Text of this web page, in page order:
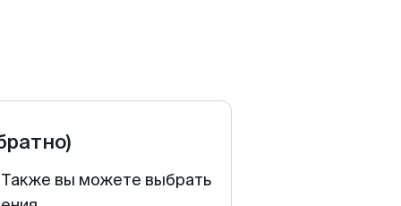
Также вы можете выбрать